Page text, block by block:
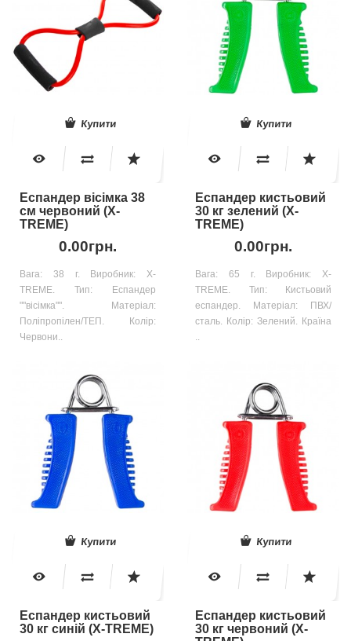
Купити
Еспандер вісімка 38
см червоний (X-
TREME)
0.00грн.
Вага: 38 г. Виробник: X-
TREME. Тип: Еспандер
""вісімка"". Матеріал:
Поліпропілен/ТЕП. Колір:
Червони..
Купити
Еспандер кистьовий
30 кг зелений (X-
TREME)
0.00грн.
Вага: 65 г. Виробник: X-
TREME. Тип: Кистьовий
еспандер. Матеріал: ПВХ/
сталь. Колір: Зелений. Країна
..
Купити
Еспандер кистьовий
30 кг синій (X-TREME)
Купити
Еспандер кистьовий
30 кг червоний (X-